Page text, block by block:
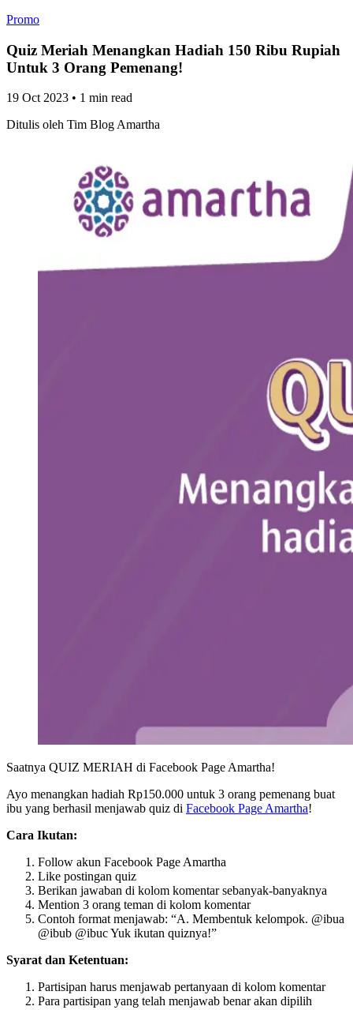
Promo
Quiz Meriah Menangkan Hadiah 150 Ribu Rupiah
Untuk 3 Orang Pemenang!
19 Oct 2023 • 1 min read
Ditulis oleh Tim Blog Amartha
Saatnya QUIZ MERIAH di Facebook Page Amartha!
Ayo menangkan hadiah Rp150.000 untuk 3 orang pemenang buat
ibu yang berhasil menjawab quiz di Facebook Page Amartha!
Cara Ikutan:
Follow akun Facebook Page Amartha
Like postingan quiz
Berikan jawaban di kolom komentar sebanyak-banyaknya
Mention 3 orang teman di kolom komentar
Contoh format menjawab: “A. Membentuk kelompok. @ibua
@ibub @ibuc Yuk ikutan quiznya!”
Syarat dan Ketentuan:
Partisipan harus menjawab pertanyaan di kolom komentar
Para partisipan yang telah menjawab benar akan dipilih